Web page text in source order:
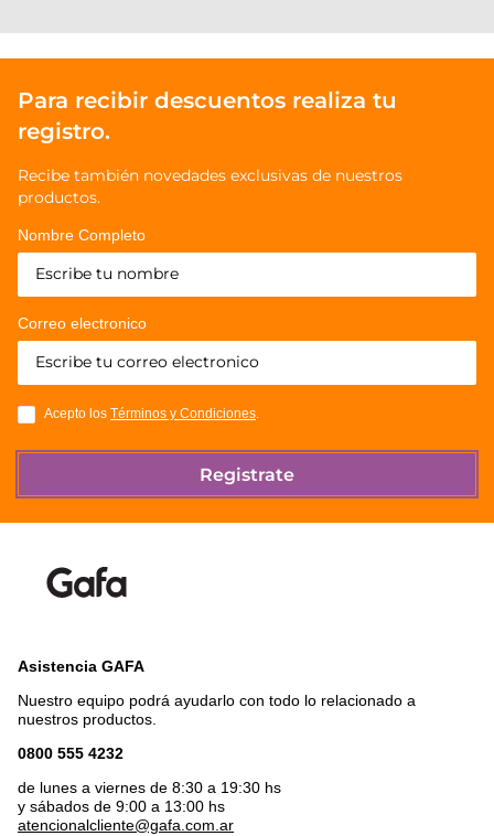
Para recibir descuentos realiza tu
registro.
Recibe también novedades exclusivas de nuestros
productos.
Nombre Completo
Correo electronico
Acepto los Términos y Condiciones
Registrate
Asistencia GAFA
Nuestro equipo podrá ayudarlo con todo lo relacionado a
nuestros productos.
0800 555 4232
de lunes a viernes de 8:30 a 19:30 hs
y sábados de 9:00 a 13:00 hs
atencionalcliente@gafa.com.ar